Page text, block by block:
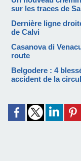
sur les traces de
Dernière ligne
de Calvi
Casanova di
route
Belgodere : 4
accident de la